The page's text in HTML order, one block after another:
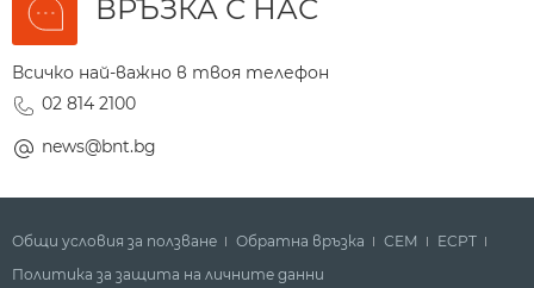
ВРЪЗКА С НАС
Всичко най-важно в твоя телефон
02 814 2100
news@bnt.bg
Общи условия за ползване Обратна връзка СЕМ
ECPT
Политика за защита на личните данни